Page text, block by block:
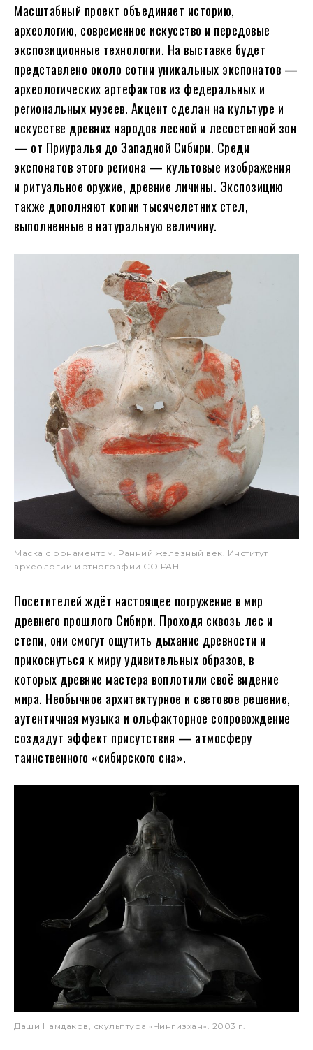
Масштабный проект объединяет историю,
археологию, современное искусство и передовые
экспозиционные технологии. На выставке будет
представлено около сотни уникальных экспонатов —
археологических артефактов из федеральных и
региональных музеев. Акцент сделан на культуре и
искусстве древних народов лесной и лесостепной зон
— от Приуралья до Западной Сибири. Среди
экспонатов этого региона — культовые изображения
и ритуальное оружие, древние личины. Экспозицию
также дополняют копии тысячелетних стел,
выполненные в натуральную величину.
Маска с орнаментом. Ранний железный век. Институт
археологии и этнографии СО РАН
Посетителей ждёт настоящее погружение в мир
древнего прошлого Сибири. Проходя сквозь лес и
степи, они смогут ощутить дыхание древности и
прикоснуться к миру удивительных образов, в
которых древние мастера воплотили своё видение
мира. Необычное архитектурное и световое решение,
аутентичная музыка и ольфакторное сопровождение
создадут эффект присутствия — атмосферу
таинственного «сибирского сна».
Даши Намдаков, скульптура «Чингизхан». 2003 г.